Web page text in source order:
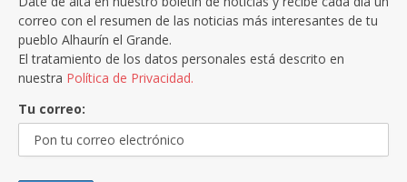
correo con el resumen de las noticias más interesantes de tu
pueblo Alhaurín el Grande.
El tratamiento de los datos personales está descrito en
nuestra Política de Privacidad.
Tu correo: